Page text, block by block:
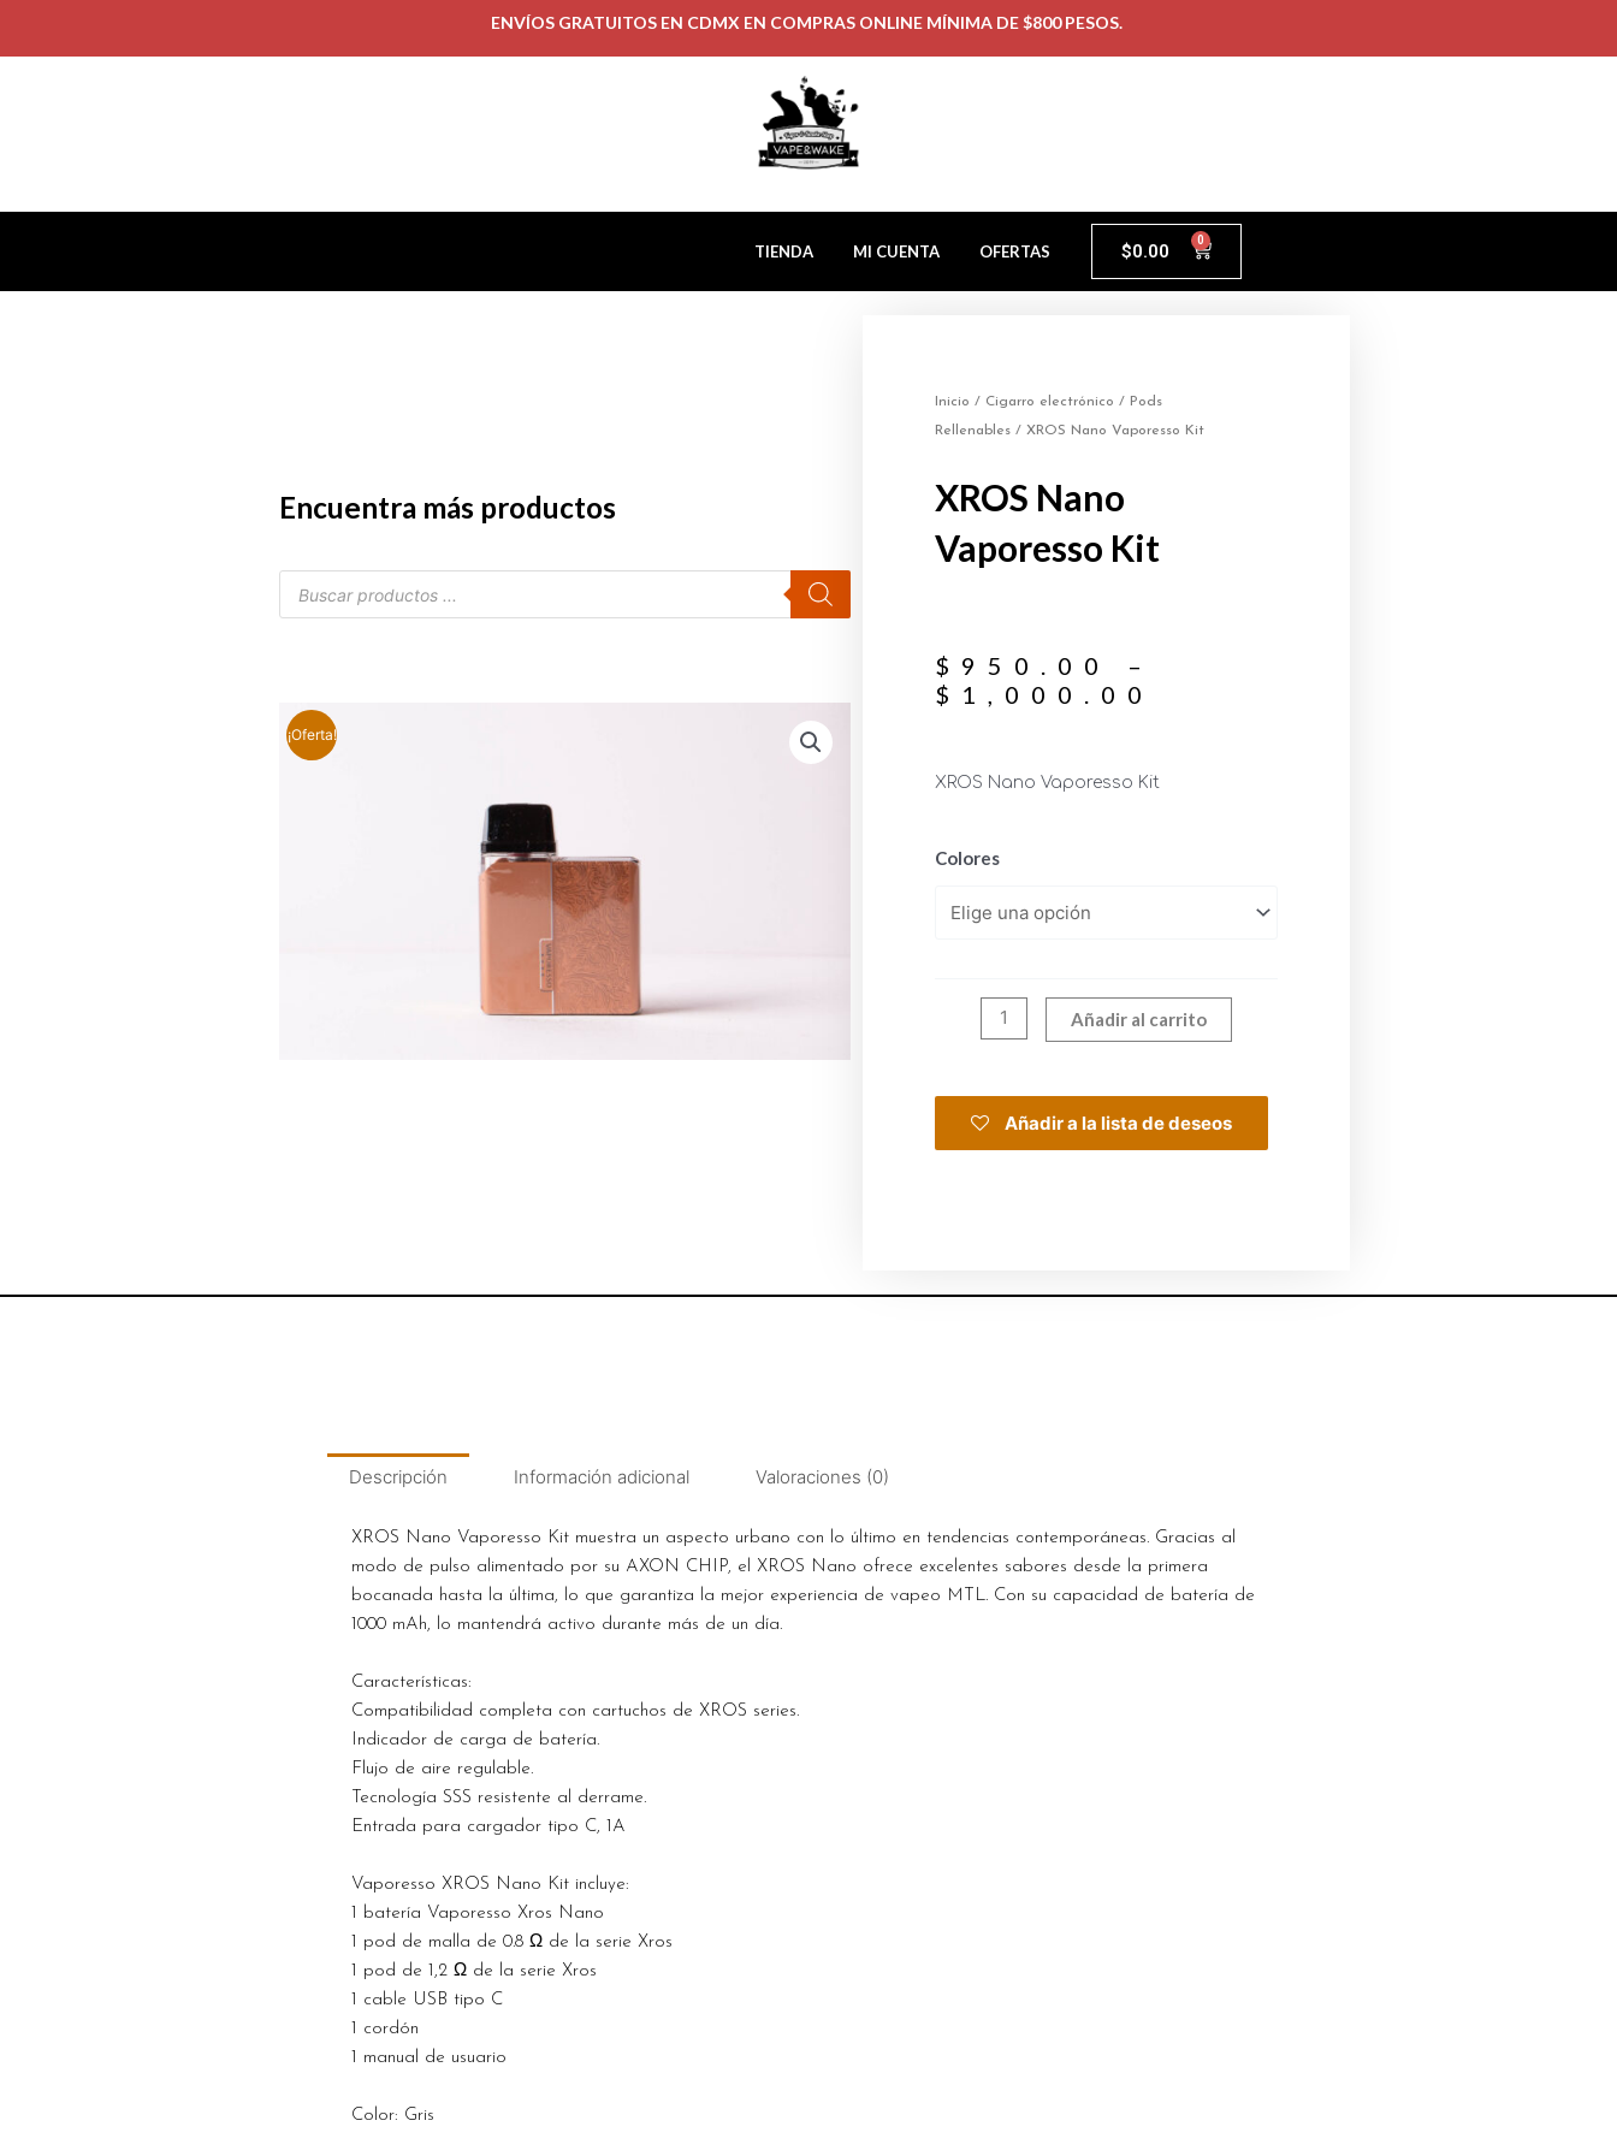
ENVÍOS GRATUITOS EN CDMX EN COMPRAS ONLINE MÍNIMA DE $800 PESOS.
TIENDA MI CUENTA OFERTAS $0.00 0
Encuentra más productos
¡Oferta!
Inicio / Cigarro electrónico / Pods
Rellenables / XROS Nano Vaporesso Kit
XROS Nano
Vaporesso Kit
$ 950.00
–
$ 1,000.00
XROS Nano Vaporesso Kit
Colores
Añadir al carrito
Añadir a la lista de deseos
Descripción Información adicional Valoraciones (0)
XROS Nano Vaporesso Kit muestra un aspecto urbano con lo último en tendencias contemporáneas. Gracias al
modo de pulso alimentado por su AXON CHIP, el XROS Nano ofrece excelentes sabores desde la primera
bocanada hasta la última, lo que garantiza la mejor experiencia de vapeo MTL. Con su capacidad de batería de
1000 mAh, lo mantendrá activo durante más de un día.
Características:
Compatibilidad completa con cartuchos de XROS series.
Indicador de carga de batería.
Flujo de aire regulable.
Tecnología SSS resistente al derrame.
Entrada para cargador tipo C, 1A
Vaporesso XROS Nano Kit incluye:
1 batería Vaporesso Xros Nano
1 pod de malla de 0.8 Ω de la serie Xros
1 pod de 1,2 Ω de la serie Xros
1 cable USB tipo C
1 cordón
1 manual de usuario
Color: Gris